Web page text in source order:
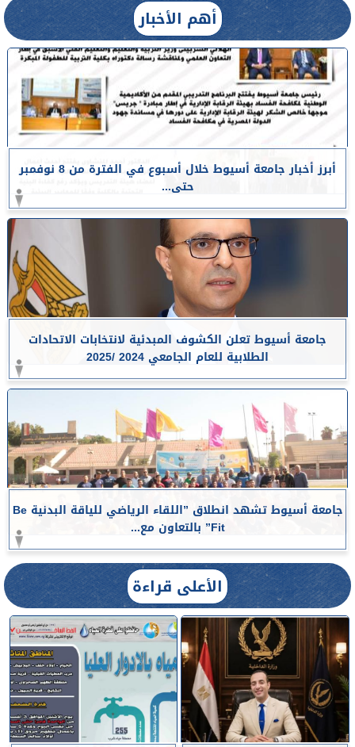
أهم الأخبار
أبرز أخبار جامعة أسيوط خلال أسبوع في الفترة من 8 نوفمبر
حتى...
جامعة أسيوط تعلن الكشوف المبدئية لانتخابات الاتحادات
الطلابية للعام الجامعي 2024 /2025
جامعة أسيوط تشهد انطلاق ”اللقاء الرياضي للياقة البدنية Be
Fit” بالتعاون مع...
الأعلى قراءة